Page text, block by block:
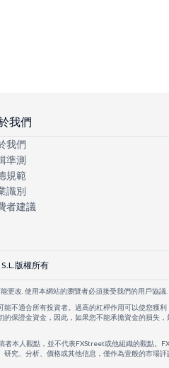
我們
我們
準測
規範
識別
者建議
版權所有
更改. 使用本網站的瀏覽者必須接受我們的用戶協議.
能不適合所有投資者。過高的杠桿作用可以使您獲
的保證金資金，因此，如果您不能承擔資金的損失
者本人觀點，並不代表FXStreet或他組織的觀點。
研究、分析、價格或其他信息，僅作為壹般的市場